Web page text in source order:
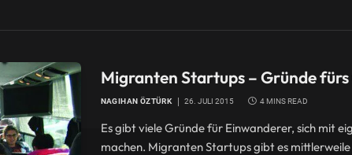
Migranten Startups – Gründe
NAGIHAN ÖZTÜRK 26. JULI 2015 4 MINS READ
Es gibt viele Gründe für Einwanderer, sich mit
machen. Migranten Startups gibt es mittlerweile